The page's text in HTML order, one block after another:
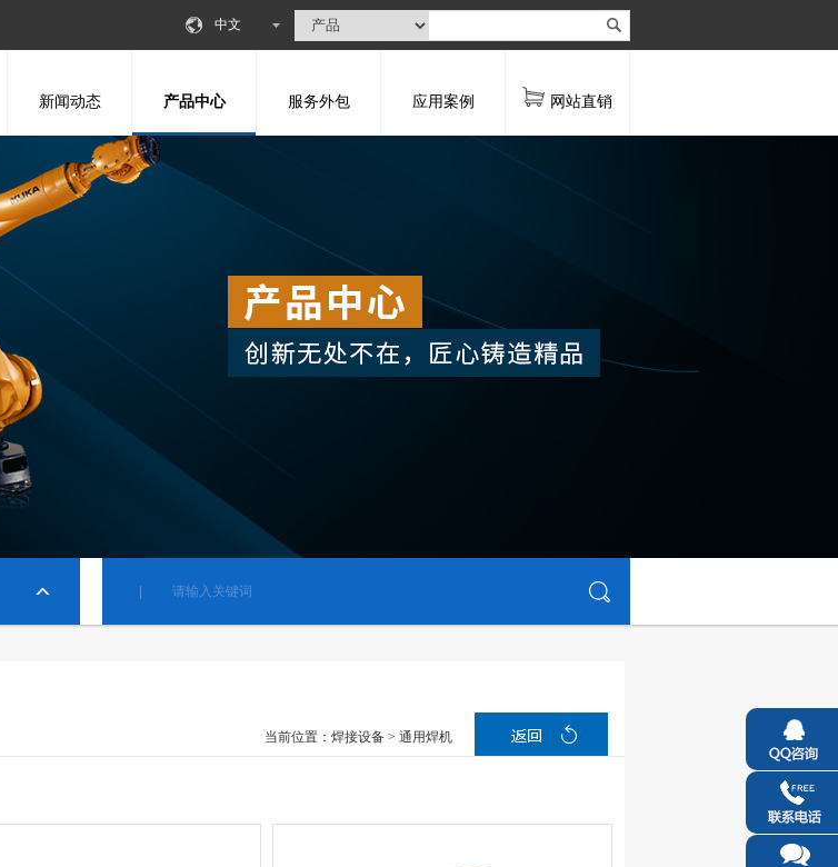
中文
新闻动态 产品中心 服务外包 应用案例 网站直销
当前位置： 焊接设备 > 通用焊机